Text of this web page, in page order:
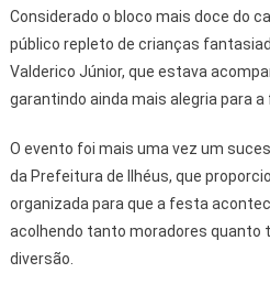
Considerado o bloco mais doce do
público repleto de crianças
Valderico Júnior, que estava
garantindo ainda mais alegria para a
O evento foi mais uma vez um
da Prefeitura de Ilhéus, que
organizada para que a festa
acolhendo tanto moradores quanto
diversão.